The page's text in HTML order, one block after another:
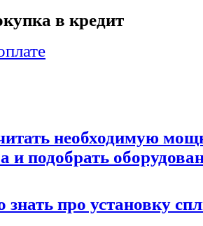
в кредит
необходимую
и подобрать
про установку